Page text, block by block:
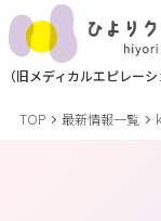
（旧メディカルエピレーシ
TOP 最新情報一覧